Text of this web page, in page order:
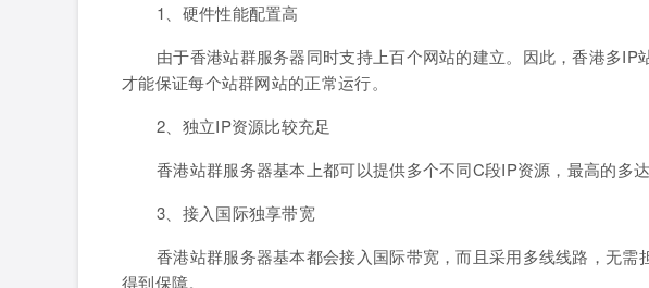
1、硬件性能配置高
由于香港站群服务器同时支持上百个网站的建立。因此，香港多IP
才能保证每个站群网站的正常运行。
2、独立IP资源比较充足
香港站群服务器基本上都可以提供多个不同C段IP资源，最高的多达
3、接入国际独享带宽
香港站群服务器基本都会接入国际带宽，而且采用多线线路，无需
得到保障。